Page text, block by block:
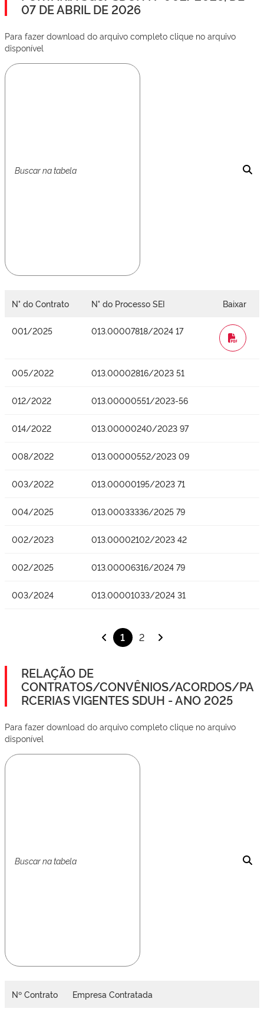
07 DE ABRIL DE 2026
Para fazer download do arquivo completo clique no arquivo
disponível
N° do Contrato N° do Processo SEI Baixar
001/2025 013.00007818/2024 17
WORD
005/2022 013.00002816/2023 51
012/2022 013.00000551/2023-56
014/2022 013.00000240/2023 97
008/2022 013.00000552/2023 09
003/2022 013.00000195/2023 71
004/2025 013.00033336/2025 79
002/2023 013.00002102/2023 42
002/2025 013.00006316/2024 79
003/2024 013.00001033/2024 31
1 2
RELAÇÃO DE
CONTRATOS/CONVÊNIOS/ACORDOS/PA
RCERIAS VIGENTES SDUH - ANO 2025
Para fazer download do arquivo completo clique no arquivo
disponível
Nº Contrato Empresa Contratada